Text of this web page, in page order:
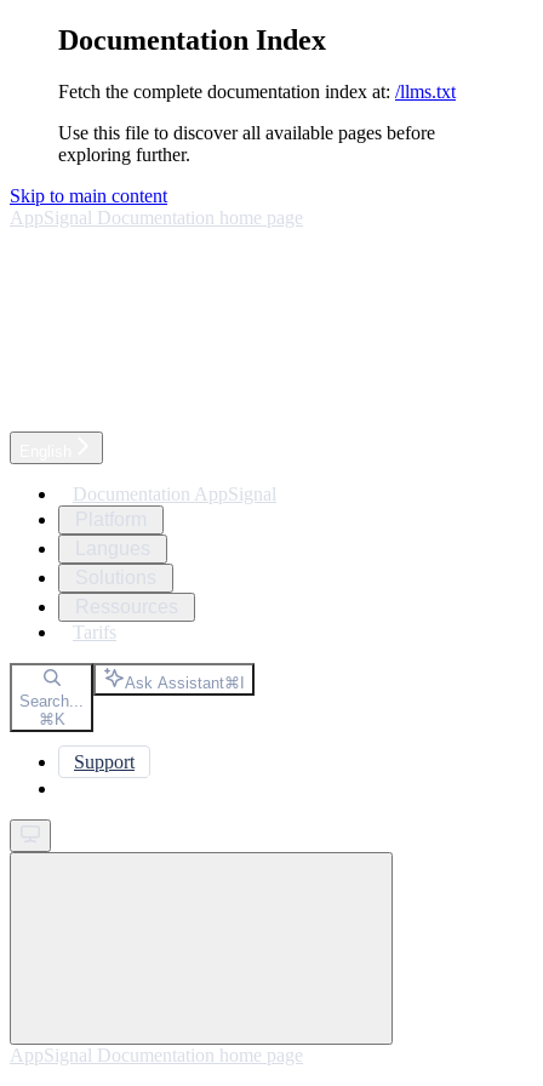
Documentation Index
Fetch the complete documentation index at: /llms.txt
Use this file to discover all available pages before
exploring further.
Skip to main content
AppSignal Documentation home page
Documentation AppSignal
Tarifs
Search...
⌘K
Ask Assistant⌘I
Support
AppSignal Documentation home page